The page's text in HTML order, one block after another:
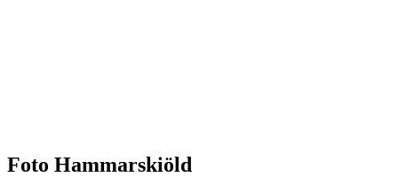
Foto Hammarskiöld